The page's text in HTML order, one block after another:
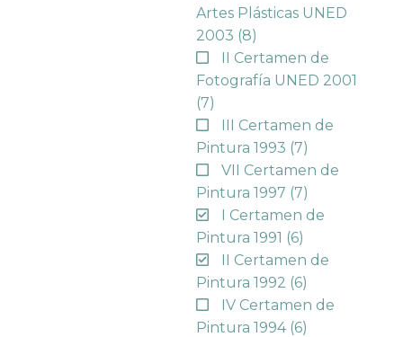
Artes Plásticas UNED
2003 (8)
II Certamen de
Fotografía UNED 2001
(7)
III Certamen de
Pintura 1993 (7)
VII Certamen de
Pintura 1997 (7)
I Certamen de
Pintura 1991 (6)
II Certamen de
Pintura 1992 (6)
IV Certamen de
Pintura 1994 (6)